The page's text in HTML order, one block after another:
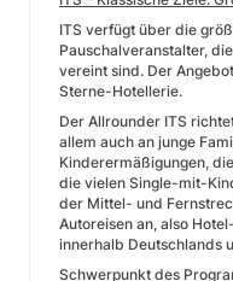
ITS verfügt über die
Pauschalveranstalter,
vereint sind. Der
Sterne-Hotellerie.
Der Allrounder ITS
allem auch an junge
Kinderermäßigungen,
die vielen Single-mit-
der Mittel- und
Autoreisen an, also
innerhalb Deutschlands
Schwerpunkt des